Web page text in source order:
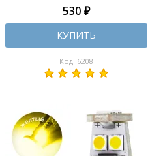
530 ₽
КУПИТЬ
Код: 6208